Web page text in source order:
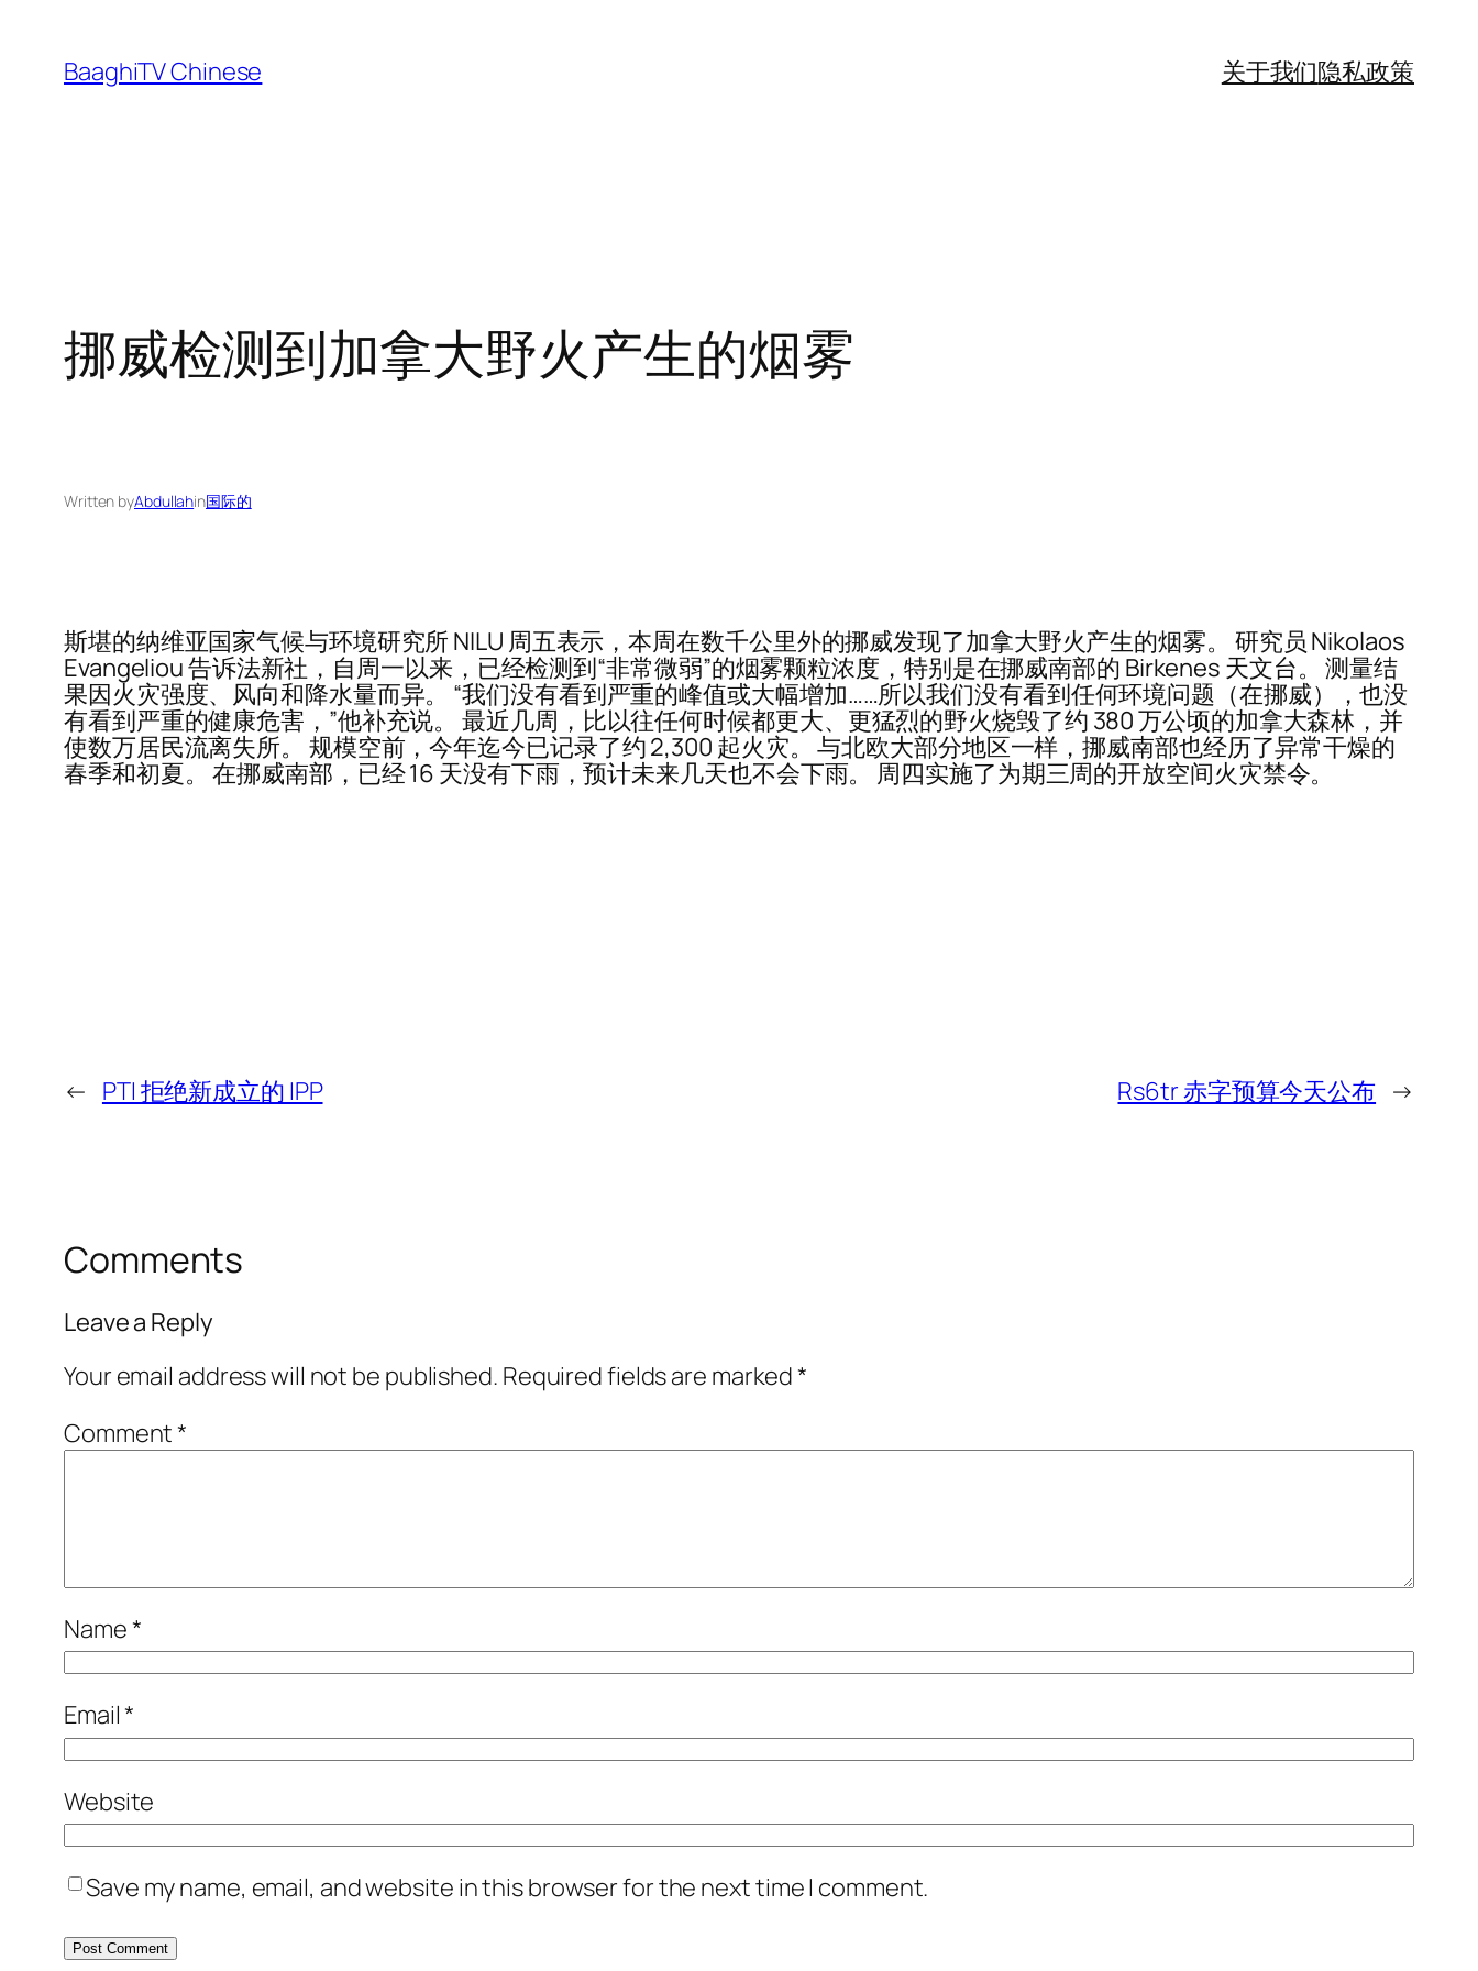
content
BaaghiTV Chinese 关于我们隐私政策
挪威检测到加拿大野火产生的烟雾
Written byAbdullahin国际的
斯堪的纳维亚国家气候与环境研究所 NILU 周五表示，本周在数千公里外的挪威发现了加拿大野火产生的烟雾。 研究员 Nikolaos
Evangeliou 告诉法新社，自周一以来，已经检测到“非常微弱”的烟雾颗粒浓度，特别是在挪威南部的 Birkenes 天文台。 测量结
果因火灾强度、风向和降水量而异。 “我们没有看到严重的峰值或大幅增加……所以我们没有看到任何环境问题（在挪威），也没
有看到严重的健康危害，”他补充说。 最近几周，比以往任何时候都更大、更猛烈的野火烧毁了约 380 万公顷的加拿大森林，并
使数万居民流离失所。 规模空前，今年迄今已记录了约 2,300 起火灾。 与北欧大部分地区一样，挪威南部也经历了异常干燥的
春季和初夏。 在挪威南部，已经 16 天没有下雨，预计未来几天也不会下雨。 周四实施了为期三周的开放空间火灾禁令。
← PTI 拒绝新成立的 IPP Rs6tr 赤字预算今天公布 →
Comments
Leave a Reply
Your email address will not be published. Required fields are marked*
Comment*
Name*
Email*
Website
Save my name, email, and website in this browser for the next time I comment.